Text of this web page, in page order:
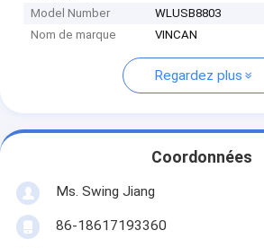
Model Number
WLUSB8803
Nom de marque
VINCAN
Regardez plus
Coordonnées
Ms. Swing Jiang
86-18617193360